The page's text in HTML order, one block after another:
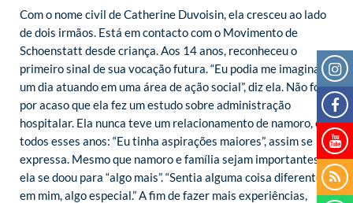
Com o nome civil de Catherine Duvoisin, ela cresceu ao lado
de dois irmãos. Está em contacto com o Movimento de
Schoenstatt desde criança. Aos 14 anos, reconheceu o
primeiro sinal de sua vocação futura. “Eu podia me imaginar,
um dia atuando em uma área de ação social”, diz ela. Não foi
por acaso que ela fez um estudo sobre administração
hospitalar. Ela nunca teve um relacionamento de namoro, em
todos esses anos: “Eu tinha aspirações maiores”, assim se
expressa. Mesmo que namoro e família sejam importantes,
ela se doou para “algo mais”. “Sentia alguma coisa diferente
em mim, algo especial.” A fim de fazer mais experiências,